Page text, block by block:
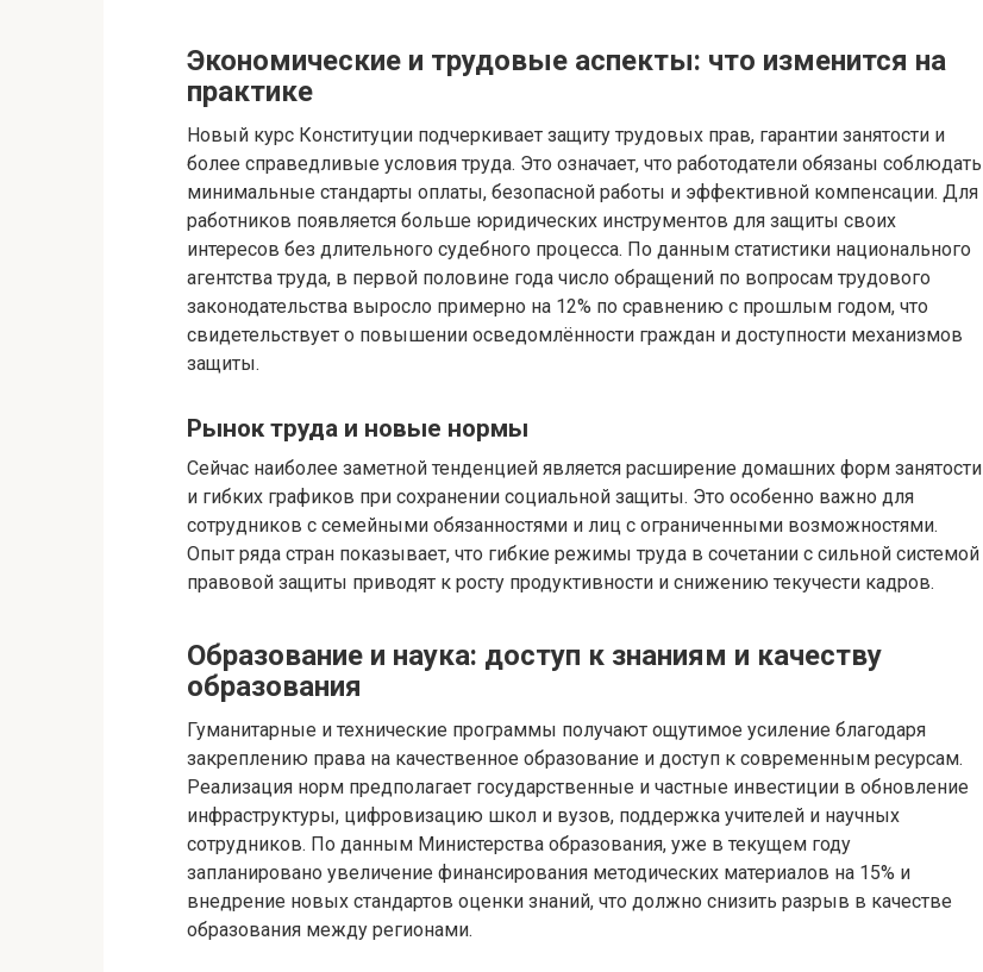
Экономические и трудовые аспекты: что изменится на
практике
Новый курс Конституции подчеркивает защиту трудовых прав, гарантии занятости и
более справедливые условия труда. Это означает, что работодатели обязаны соблюдать
минимальные стандарты оплаты, безопасной работы и эффективной компенсации. Для
работников появляется больше юридических инструментов для защиты своих
интересов без длительного судебного процесса. По данным статистики национального
агентства труда, в первой половине года число обращений по вопросам трудового
законодательства выросло примерно на 12% по сравнению с прошлым годом, что
свидетельствует о повышении осведомлённости граждан и доступности механизмов
защиты.
Рынок труда и новые нормы
Сейчас наиболее заметной тенденцией является расширение домашних форм занятости
и гибких графиков при сохранении социальной защиты. Это особенно важно для
сотрудников с семейными обязанностями и лиц с ограниченными возможностями.
Опыт ряда стран показывает, что гибкие режимы труда в сочетании с сильной системой
правовой защиты приводят к росту продуктивности и снижению текучести кадров.
Образование и наука: доступ к знаниям и качеству
образования
Гуманитарные и технические программы получают ощутимое усиление благодаря
закреплению права на качественное образование и доступ к современным ресурсам.
Реализация норм предполагает государственные и частные инвестиции в обновление
инфраструктуры, цифровизацию школ и вузов, поддержка учителей и научных
сотрудников. По данным Министерства образования, уже в текущем году
запланировано увеличение финансирования методических материалов на 15% и
внедрение новых стандартов оценки знаний, что должно снизить разрыв в качестве
образования между регионами.